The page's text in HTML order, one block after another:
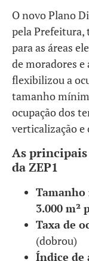
O novo Plano
pela Prefeitura,
para as áreas
de moradores
flexibilizou a
tamanho
ocupação dos
verticalização e
As
da ZEP1
3.000 m²
Taxa de
(dobrou)
Índice de